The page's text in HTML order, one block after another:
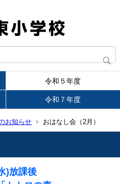
令和５年度
令和７年度
お知らせ おはなし会（2月）
)放課後